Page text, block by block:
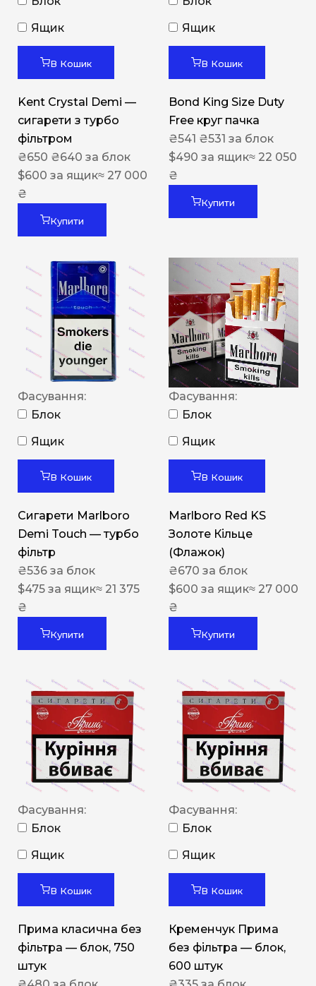
Ящик
В Кошик
Kent Crystal Demi —
сигарети з турбо
фільтром
₴650 ₴640 за блок
$600 за ящик≈ 27 000
₴
Купити
Ящик
В Кошик
Bond King Size Duty
Free круг пачка
₴541 ₴531 за блок
$490 за ящик≈ 22 050
₴
Купити
Фасування:
Блок
Ящик
В Кошик
Сигарети Marlboro
Demi Touch — турбо
фільтр
₴536 за блок
$475 за ящик≈ 21 375
₴
Купити
Фасування:
Блок
Ящик
В Кошик
Marlboro Red KS
Золоте Кільце
(Флажок)
₴670 за блок
$600 за ящик≈ 27 000
₴
Купити
Фасування:
Блок
Ящик
В Кошик
Прима класична без
фільтра — блок, 750
штук
Фасування:
Блок
Ящик
В Кошик
Кременчук Прима
без фільтра — блок,
600 штук